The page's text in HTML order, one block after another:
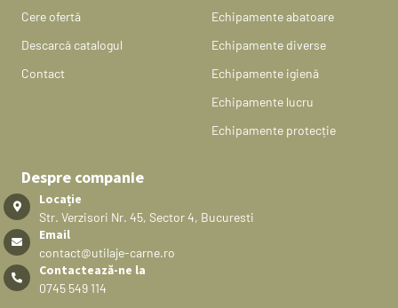
Cere ofertă
Descarcă catalogul
Contact
Echipamente abatoare
Echipamente diverse
Echipamente igienă
Echipamente lucru
Echipamente protecție
Despre companie
Locație
Str. Verzisori Nr. 45, Sector 4, Bucuresti
Email
contact@utilaje-carne.ro
Contactează-ne la
0745 549 114